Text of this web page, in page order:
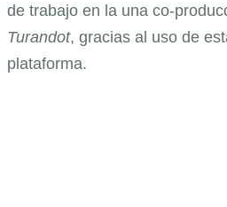
de trabajo en la una co-
Turandot, gracias al uso de
plataforma.